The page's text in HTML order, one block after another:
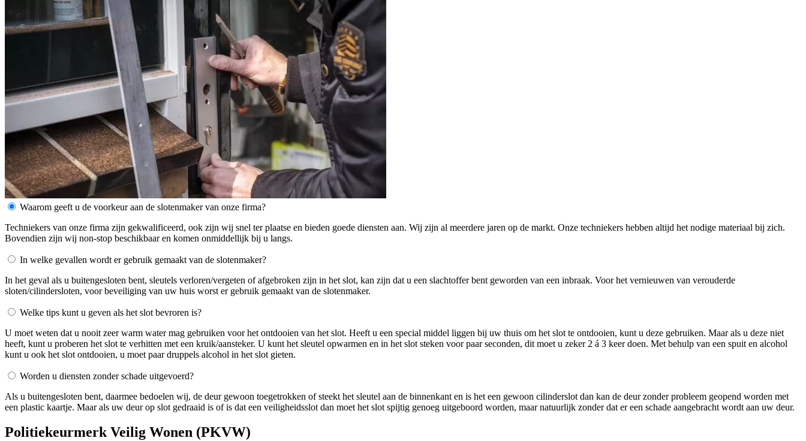
Waarom geeft u de voorkeur aan de slotenmaker van onze firma?
Techniekers van onze firma zijn gekwalificeerd, ook zijn wij snel ter plaatse en bieden goede diensten aan. Wij zijn al meerdere jaren op de markt. Onze techniekers hebben altijd het nodige materiaal bij zich.
Bovendien zijn wij non-stop beschikbaar en komen onmiddellijk bij u langs.
In welke gevallen wordt er gebruik gemaakt van de slotenmaker?
In het geval als u buitengesloten bent, sleutels verloren/vergeten of afgebroken zijn in het slot, kan zijn dat u een slachtoffer bent geworden van een inbraak. Voor het vernieuwen van verouderde
sloten/cilindersloten, voor beveiliging van uw huis worst er gebruik gemaakt van de slotenmaker.
Welke tips kunt u geven als het slot bevroren is?
U moet weten dat u nooit zeer warm water mag gebruiken voor het ontdooien van het slot. Heeft u een special middel liggen bij uw thuis om het slot te ontdooien, kunt u deze gebruiken. Maar als u deze niet
heeft, kunt u proberen het slot te verhitten met een kruik/aansteker. U kunt het sleutel opwarmen en in het slot steken voor paar seconden, dit moet u zeker 2 á 3 keer doen. Met behulp van een spuit en alcohol
kunt u ook het slot ontdooien, u moet paar druppels alcohol in het slot gieten.
Worden u diensten zonder schade uitgevoerd?
Als u buitengesloten bent, daarmee bedoelen wij, de deur gewoon toegetrokken of steekt het sleutel aan de binnenkant en is het een gewoon cilinderslot dan kan de deur zonder probleem geopend worden met
een plastic kaartje. Maar als uw deur op slot gedraaid is of is dat een veiligheidsslot dan moet het slot spijtig genoeg uitgeboord worden, maar natuurlijk zonder dat er een schade aangebracht wordt aan uw deur.
Politiekeurmerk Veilig Wonen (PKVW)